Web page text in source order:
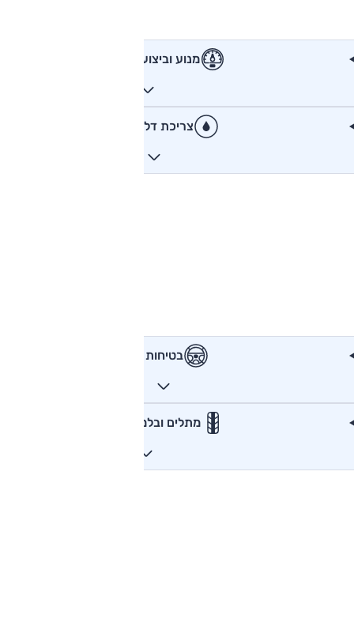
מנוע וביצועים
צריכת דלק
בטיחות
מתלים ובלמים